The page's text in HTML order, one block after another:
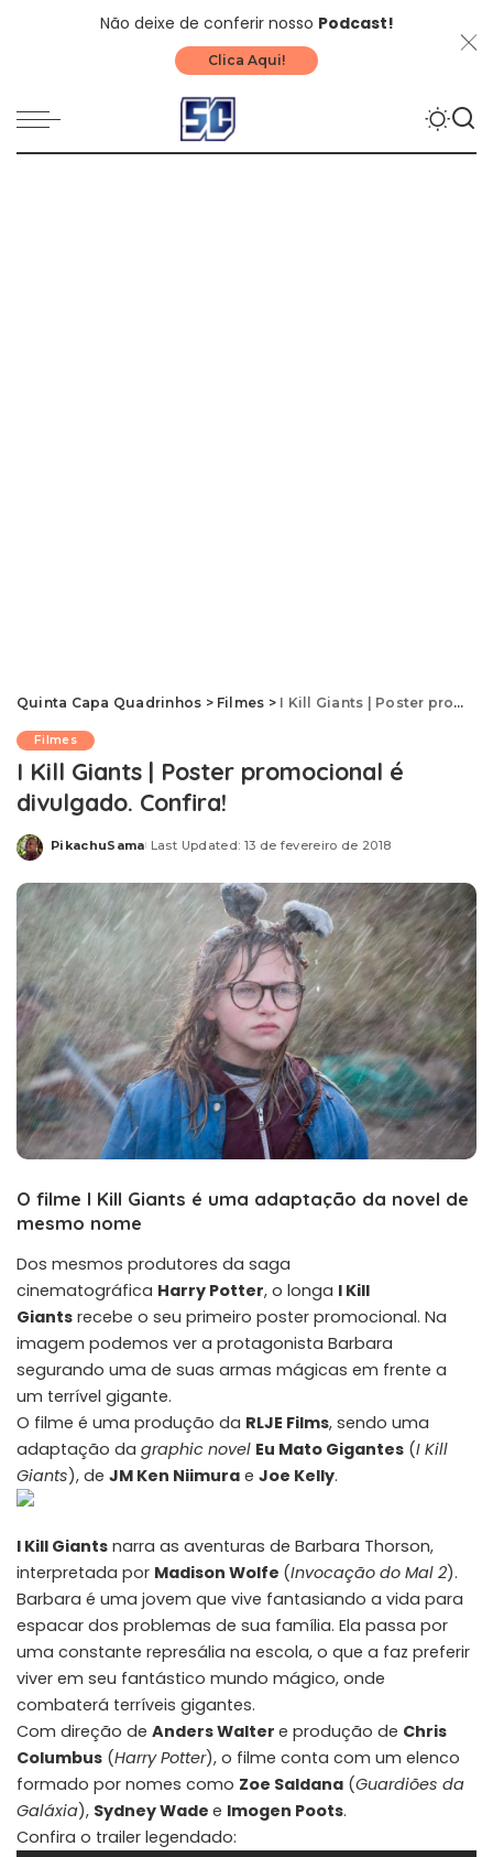
Não deixe de conferir nosso Podcast!
Clica Aqui!
Quinta Capa Quadrinhos > Filmes > I Kill Giants | Poster promocional é divulgado. Confira!
Filmes
I Kill Giants | Poster promocional é
divulgado. Confira!
Posted
PikachuSama Last Updated: 13 de fevereiro de 2018
O filme I Kill Giants é uma adaptação da novel de
mesmo nome
Dos mesmos produtores da saga
cinematográfica Harry Potter, o longa I Kill
Giants recebe o seu primeiro poster promocional. Na
imagem podemos ver a protagonista Barbara
segurando uma de suas armas mágicas em frente a
um terrível gigante.
O filme é uma produção da RLJE Films, sendo uma
adaptação da graphic novel Eu Mato Gigantes (I Kill
Giants), de JM Ken Niimura e Joe Kelly.
I Kill Giants narra as aventuras de Barbara Thorson,
interpretada por Madison Wolfe (Invocação do Mal 2).
Barbara é uma jovem que vive fantasiando a vida para
espacar dos problemas de sua família. Ela passa por
uma constante represália na escola, o que a faz preferir
viver em seu fantástico mundo mágico, onde
combaterá terríveis gigantes.
Com direção de Anders Walter e produção de Chris
Columbus (Harry Potter), o filme conta com um elenco
formado por nomes como Zoe Saldana (Guardiões da
Galáxia), Sydney Wade e Imogen Poots.
Confira o trailer legendado: